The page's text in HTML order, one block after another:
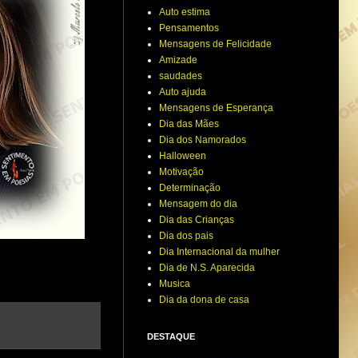
Auto estima
Pensamentos
Mensagens de Felicidade
Amizade
saudades
Auto ajuda
Mensagens de Esperança
Dia das Mães
Dia dos Namorados
Halloween
Motivação
Determinação
Mensagem do dia
Dia das Crianças
Dia dos pais
Dia Internacional da mulher
Dia de N.S. Aparecida
Musica
Dia da dona de casa
DESTAQUE